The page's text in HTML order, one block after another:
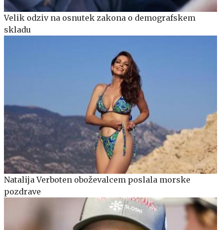
Velik odziv na osnutek zakona o demografskem
skladu
Natalija Verboten oboževalcem poslala morske
pozdrave